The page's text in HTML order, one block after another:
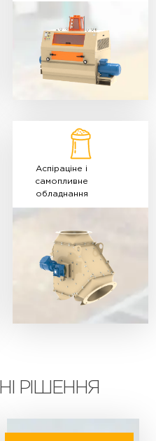
Аспіраціне і
самопливне
обладнання
РІШЕННЯ